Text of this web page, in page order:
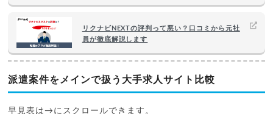
リクナビNEXTの評判って悪い？口コミから元社
員が徹底解説します
派遣案件をメインで扱う大手求人サイト比較
早見表は→にスクロールできます。